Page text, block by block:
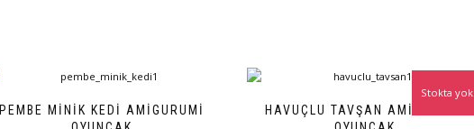
PEMBE MINIK KEDI AMIGURUMI
HAVUÇLU TAVŞAN AMIGURUMI
Stokta yok